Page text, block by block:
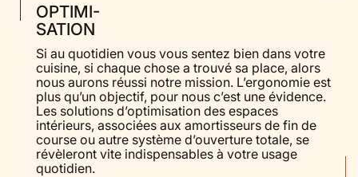
OPTIMI-
SATION
Si au quotidien vous vous sentez bien dans votre
cuisine, si chaque chose a trouvé sa place, alors
nous aurons réussi notre mission. L’ergonomie est
plus qu’un objectif, pour nous c’est une évidence.
Les solutions d’optimisation des espaces
intérieurs, associées aux amortisseurs de fin de
course ou autre système d’ouverture totale, se
révèleront vite indispensables à votre usage
quotidien.